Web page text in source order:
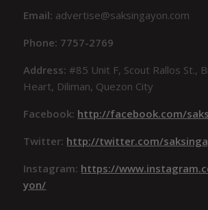
Email: advertise@saksingayon.com
Phone: 7757-2769
Address:#85 Unit F, Scout Rallos St.,
Heart, Diliman, Quezon City
Facebook: http://facebook.com/
Twitter: http://twitter.com/
Instagram: https://
yon/